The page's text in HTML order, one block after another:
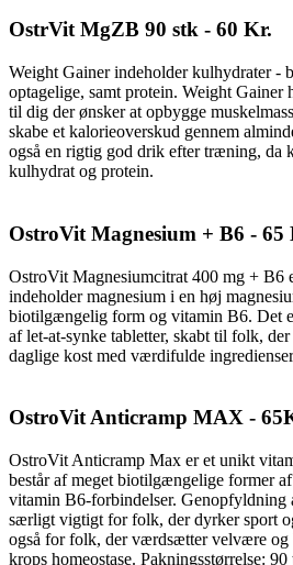
OstrVit MgZB 90 stk - 60 Kr.
Weight Gainer indeholder kulhydrater -
optagelige, samt protein. Weight Gainer
til dig der ønsker at opbygge
skabe et kalorieoverskud gennem
også en rigtig god drik efter træning, da
kulhydrat og protein.
OstroVit Magnesium + B6 - 65
OstroVit Magnesiumcitrat 400 mg + B6
indeholder magnesium i en høj
biotilgængelig form og vitamin B6. Det
af let-at-synke tabletter, skabt til folk, der
daglige kost med værdifulde
OstroVit Anticramp MAX -
OstroVit Anticramp Max er et unikt
består af meget biotilgængelige former
vitamin B6-forbindelser. Genopfyldning
særligt vigtigt for folk, der dyrker sport
også for folk, der værdsætter velvære og
krops homeostase. Pakningsstørrelse: 90